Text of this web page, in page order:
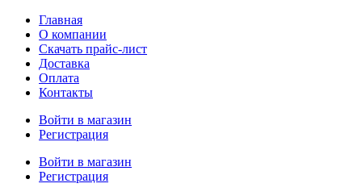
Главная
О компании
Скачать прайс-лист
Доставка
Оплата
Контакты
Войти в магазин
Регистрация
Войти в магазин
Регистрация